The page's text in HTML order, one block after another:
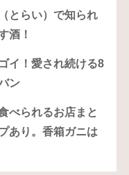
とらい）で知られ
酒！
イ！愛され続ける8
ン
べられるお店まと
あり。香箱ガニは